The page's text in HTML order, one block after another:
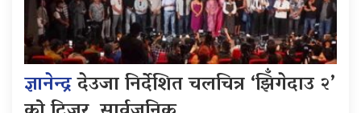
ज्ञानेन्द्रदेउजा निर्देशित चलचित्र ‘झिँगेदाउ २’